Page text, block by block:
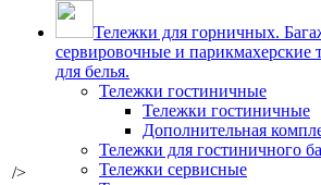
Тележки для горничных.
сервировочные и парикмахерские
для белья.
Тележки гостиничные
Тележки гостиничные
Дополнительная
Тележки для гостиничного
Тележки сервисные
/>